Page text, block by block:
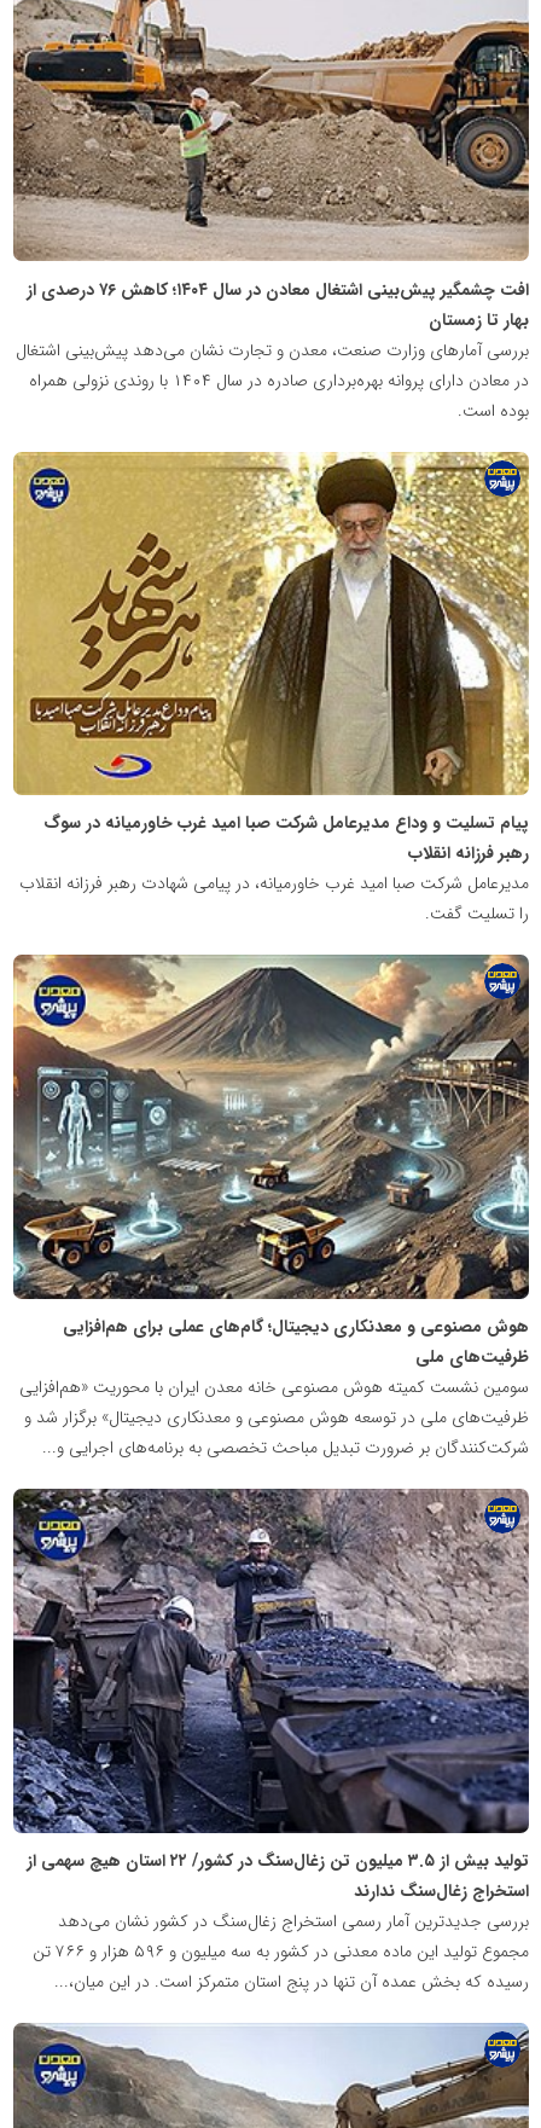
افت چشمگیر پیش‌بینی اشتغال معادن در سال ۱۴۰۴؛ کاهش ۷۶ درصدی از
بهار تا زمستان
بررسی آمارهای وزارت صنعت، معدن و تجارت نشان می‌دهد پیش‌بینی اشتغال
در معادن دارای پروانه بهره‌برداری صادره در سال ۱۴۰۴ با روندی نزولی همراه
بوده است.
رسانی
معدن
پیشرو
پیام تسلیت و وداع مدیرعامل شرکت صبا امید غرب خاورمیانه در سوگ
رهبر فرزانه انقلاب
مدیرعامل شرکت صبا امید غرب خاورمیانه، در پیامی شهادت رهبر فرزانه انقلاب
را تسلیت گفت.
پایگاه
اطلاع
رسانی
معدن
پیشرو
هوش مصنوعی و معدنکاری دیجیتال؛ گام‌های عملی برای هم‌افزایی
ظرفیت‌های ملی
سومین نشست کمیته هوش مصنوعی خانه معدن ایران با محوریت «هم‌افزایی
ظرفیت‌های ملی در توسعه هوش مصنوعی و معدنکاری دیجیتال» برگزار شد و
شرکت‌کنندگان بر ضرورت تبدیل مباحث تخصصی به برنامه‌های اجرایی و...
پایگاه
اطلاع
رسانی
معدن
پیشرو
تولید بیش از ۳.۵ میلیون تن زغال‌سنگ در کشور/ ۲۲ استان هیچ سهمی از
استخراج زغال‌سنگ ندارند
بررسی جدیدترین آمار رسمی استخراج زغال‌سنگ در کشور نشان می‌دهد
مجموع تولید این ماده معدنی در کشور به سه میلیون و ۵۹۶ هزار و ۷۶۶ تن
رسیده که بخش عمده آن تنها در پنج استان متمرکز است. در این میان،...
پایگاه
اطلاع
رسانی
معدن
پیشرو
پایگاه
اطلاع